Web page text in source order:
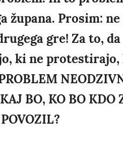
župana. Prosim:
gre! Za to,
ki ne protestirajo,
BO, KO BO